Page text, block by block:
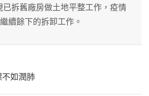
已拆舊廠房做土地平整工作，疫情
續餘下的拆卸工作。
如潤肺